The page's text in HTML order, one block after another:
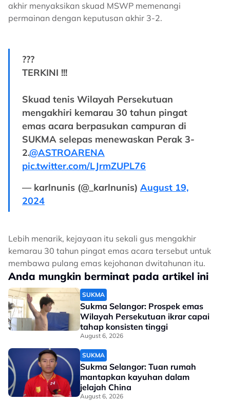
akhir menyaksikan skuad MSWP memenangi
permainan dengan keputusan akhir 3-2.
???
TERKINI !!!
Skuad tenis Wilayah Persekutuan
mengakhiri kemarau 30 tahun pingat
emas acara berpasukan campuran di
SUKMA selepas menewaskan Perak 3-
2.@ASTROARENA
pic.twitter.com/LJrmZUPL76
— karlnunis (@_karlnunis) August 19,
2024
Lebih menarik, kejayaan itu sekali gus mengakhir
kemarau 30 tahun pingat emas acara tersebut untuk
membawa pulang emas kejohanan dwitahunan itu.
Anda mungkin berminat pada artikel ini
SUKMA
Sukma Selangor: Prospek emas
Wilayah Persekutuan ikrar capai
tahap konsisten tinggi
August 6, 2026
SUKMA
Sukma Selangor: Tuan rumah
mantapkan kayuhan dalam
jelajah China
August 6, 2026